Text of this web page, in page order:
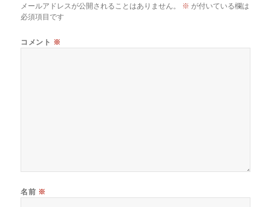
メールアドレスが公開されることはありません。 ※ が付いている欄は
必須項目です
コメント ※
名前 ※